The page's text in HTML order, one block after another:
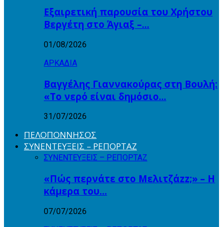
Εξαιρετική παρουσία του Χρήστου
Βεργέτη στο Άγιαξ –…
01/08/2026
ΑΡΚΑΔΙΑ
Βαγγέλης Γιαννακούρας στη Βουλή:
«Το νερό είναι δημόσιο…
31/07/2026
ΠΕΛΟΠΟΝΝΗΣΟΣ
ΣΥΝΕΝΤΕΥΞΕΙΣ – ΡΕΠΟΡΤΑΖ
ΣΥΝΕΝΤΕΥΞΕΙΣ – ΡΕΠΟΡΤΑΖ
«Πώς περνάτε στο Μελιτζάzz;» – Η
κάμερα του…
07/07/2026